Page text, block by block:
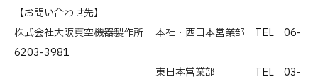
【お問い合わせ先】
株式会社大阪真空機器製作所 本社・西日本営業部 TEL 06-
6203-3981
東日本営業部 TEL 03-